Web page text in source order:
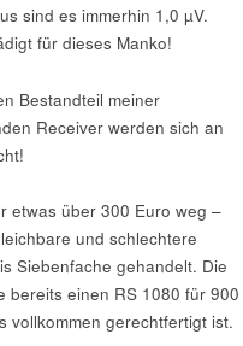
sind es immerhin 1,0 µV.
für dieses Manko!
Bestandteil meiner
Receiver werden sich an
etwas über 300 Euro weg –
und schlechtere
Siebenfache gehandelt. Die
bereits einen RS 1080 für 900
vollkommen gerechtfertigt ist.